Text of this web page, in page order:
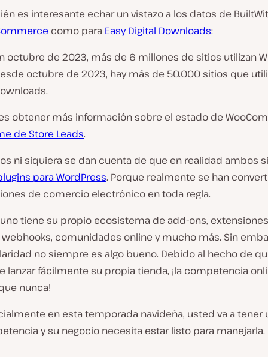
es interesante echar un vistazo a los datos de
como para Easy Digital Downloads:
octubre de 2023, más de 6 millones de sitios utilizan
octubre de 2023, hay más de 50.000 sitios que
obtener más información sobre el estado de
de Store Leads.
ni siquiera se dan cuenta de que en realidad ambos
para WordPress. Porque realmente se han
de comercio electrónico en toda regla.
uno tiene su propio ecosistema de add-ons,
webhooks, comunidades online y mucho más. Sin
no siempre es algo bueno. Debido al hecho de
lanzar fácilmente su propia tienda, ¡la competencia
nunca!
en esta temporada navideña, usted va a tener
y su negocio necesita estar listo para manejarla.